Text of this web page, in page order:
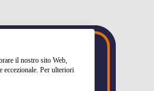
il nostro sito Web,
eccezionale. Per ulteriori